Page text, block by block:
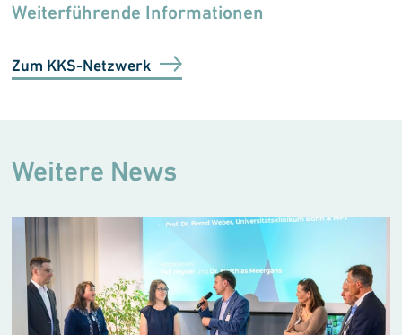
Weiterführende Informationen
Zum KKS-Netzwerk
Weitere News